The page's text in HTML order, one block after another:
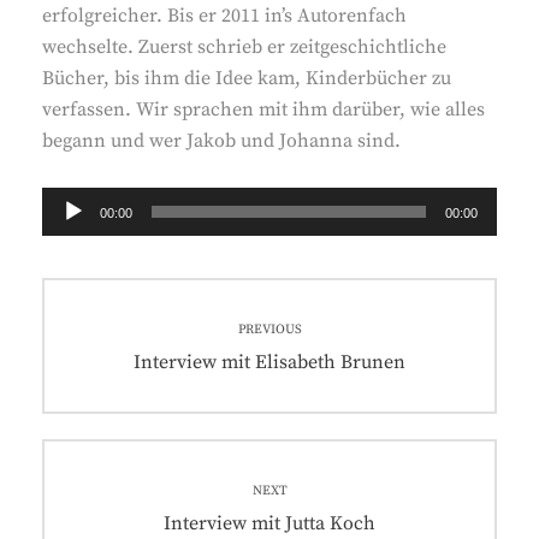
erfolgreicher. Bis er 2011 in’s Autorenfach
wechselte. Zuerst schrieb er zeitgeschichtliche
Bücher, bis ihm die Idee kam, Kinderbücher zu
verfassen. Wir sprachen mit ihm darüber, wie alles
begann und wer Jakob und Johanna sind.
Audio-
Player
00:00 00:00
PREVIOUS
Previous
Interview mit Elisabeth Brunen
NEXT
Next
Interview mit Jutta Koch